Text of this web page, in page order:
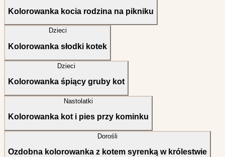
Kolorowanka kocia rodzina na pikniku
Dzieci
Kolorowanka słodki kotek
Dzieci
Kolorowanka śpiący gruby kot
Nastolatki
Kolorowanka kot i pies przy kominku
Dorośli
Ozdobna kolorowanka z kotem syrenką w królestwie